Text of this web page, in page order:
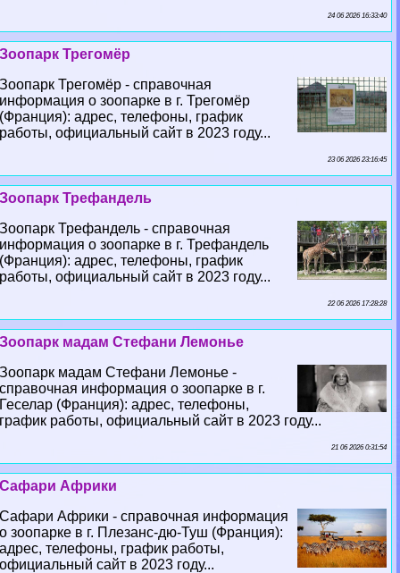
24 06 2026 16:33:40
Зоопарк Трегомёр
Зоопарк Трегомёр - справочная
информация о зоопарке в г. Трегомёр
(Франция): адрес, телефоны, график
работы, официальный сайт в 2023 году...
23 06 2026 23:16:45
Зоопарк Трефандель
Зоопарк Трефандель - справочная
информация о зоопарке в г. Трефандель
(Франция): адрес, телефоны, график
работы, официальный сайт в 2023 году...
22 06 2026 17:28:28
Зоопарк мадам Стефани Лемонье
Зоопарк мадам Стефани Лемонье -
справочная информация о зоопарке в г.
Геселар (Франция): адрес, телефоны,
график работы, официальный сайт в 2023 году...
21 06 2026 0:31:54
Сафари Африки
Сафари Африки - справочная информация
о зоопарке в г. Плезанс-дю-Туш (Франция):
адрес, телефоны, график работы,
официальный сайт в 2023 году...